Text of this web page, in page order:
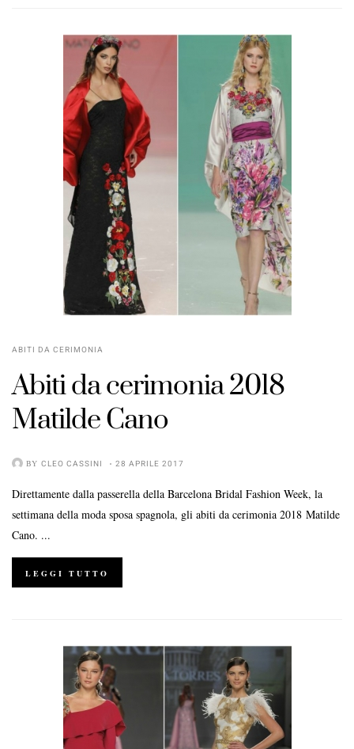
ABITI DA CERIMONIA
Abiti da cerimonia 2018
Matilde Cano
BY CLEO CASSINI 28 APRILE 2017
Direttamente dalla passerella della Barcelona Bridal Fashion Week, la
settimana della moda sposa spagnola, gli abiti da cerimonia 2018 Matilde
Cano. ...
LEGGI TUTTO